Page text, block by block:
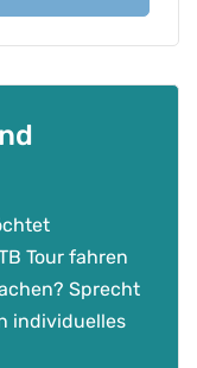
Tour fahren
Sprecht
individuelles